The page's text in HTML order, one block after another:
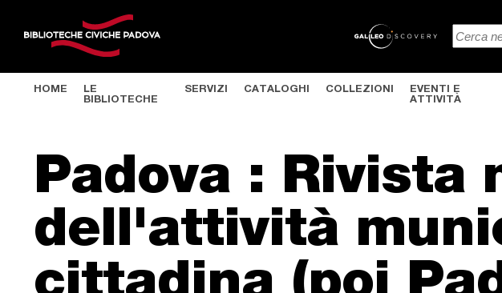
HOME
LE
BIBLIOTECHE
SERVIZI CATALOGHI COLLEZIONI
EVENTI E
ATTIVITÀ
Padova : Rivista
dell'attività